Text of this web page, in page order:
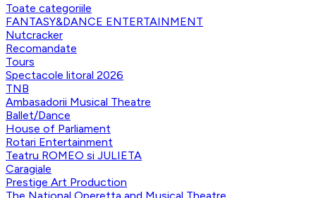
Toate categoriile
FANTASY&DANCE ENTERTAINMENT
Nutcracker
Recomandate
Tours
Spectacole litoral 2026
TNB
Ambasadorii Musical Theatre
Ballet/Dance
House of Parliament
Rotari Entertainment
Teatru ROMEO si JULIETA
Caragiale
Prestige Art Production